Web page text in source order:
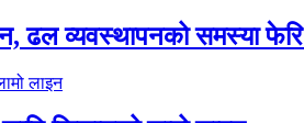
ढल व्यवस्थापनको समस्या